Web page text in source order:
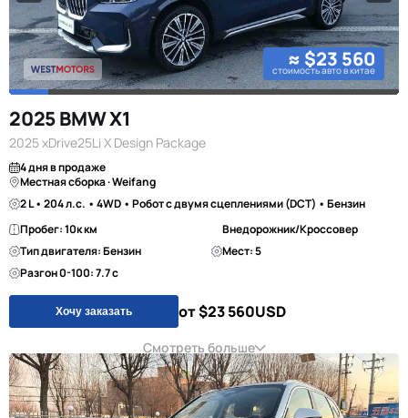
≈ $23 560
стоимость авто в китае
2025 BMW X1
2025 xDrive25Li X Design Package
4 дня в продаже
Местная сборка · Weifang
2 L • 204 л.с. • 4WD • Робот с двумя сцеплениями (DCT) • Бензин
Пробег: 10к км
Внедорожник/Кроссовер
Тип двигателя: Бензин
Мест: 5
Разгон 0-100: 7.7 с
Хочу заказать от $23 560USD
Смотреть больше